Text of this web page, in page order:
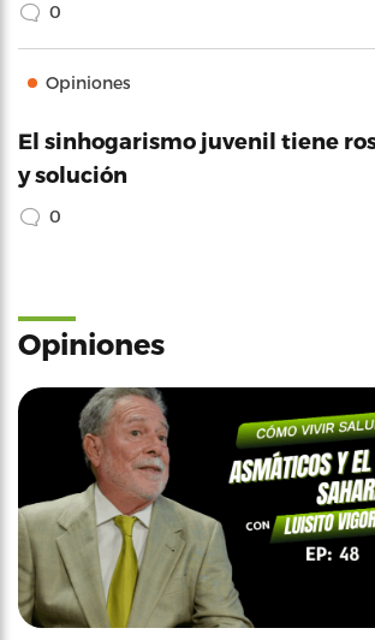
0
Opiniones
El sinhogarismo juvenil tiene
y solución
0
Opiniones